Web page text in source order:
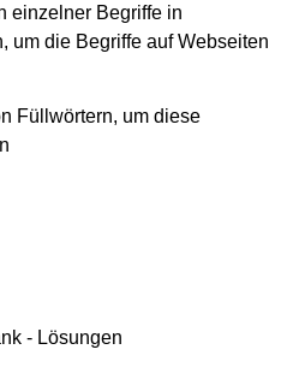
einzelner Begriffe in
um die Begriffe auf Webseiten
Füllwörtern, um diese
- Lösungen